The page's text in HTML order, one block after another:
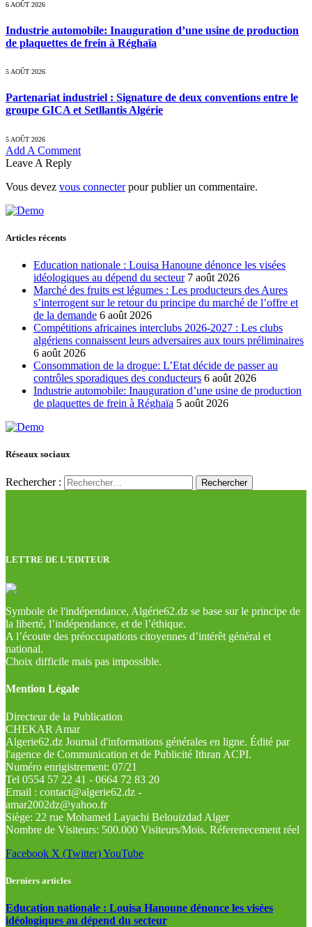
6 AOÛT 2026
Industrie automobile: Inauguration d’une usine de production
de plaquettes de frein à Réghaïa
5 AOÛT 2026
Partenariat industriel : Signature de deux conventions entre le
groupe GICA et Setllantis Algérie
5 AOÛT 2026
Add A Comment
Leave A Reply
Vous devez vous connecterpour publier un commentaire.
Articles récents
Education nationale : Louisa Hanoune dénonce les visées
idéologiques au dépend du secteur 7 août 2026
Marché des fruits est légumes : Les producteurs des Aures
s’interrogent sur le retour du principe du marché de l’offre et
de la demande 6 août 2026
Compétitions africaines interclubs 2026-2027 : Les clubs
algériens connaissent leurs adversaires aux tours préliminaires
6 août 2026
Consommation de la drogue: L’Etat décide de passer au
contrôles sporadiques des conducteurs 6 août 2026
Industrie automobile: Inauguration d’une usine de production
de plaquettes de frein à Réghaïa 5 août 2026
Réseaux sociaux
Rechercher :
LETTRE DE L’EDITEUR
Symbole de l'indépendance, Algérie62.dz se base sur le principe de
la liberté, l’indépendance, et de l’éthique.
A l’écoute des préoccupations citoyennes d’intérêt général et
national.
Choix difficile mais pas impossible.
Mention Légale
Directeur de la Publication
CHEKAR Amar
Algerie62.dz Journal d'informations générales en ligne. Édité par
l'agence de Communication et de Publicité Ithran ACPI.
Numéro enrigistrement: 07/21
Tel 0554 57 22 41 - 0664 72 83 20
Email : contact@algerie62.dz -
amar2002dz@yahoo.fr
Siège: 22 rue Mohamed Layachi Belouizdad Alger
Nombre de Visiteurs: 500.000 Visiteurs/Mois. Réferenecement réel
Facebook X (Twitter)YouTube
Derniers articles
Education nationale : Louisa Hanoune dénonce les visées
idéologiques au dépend du secteur